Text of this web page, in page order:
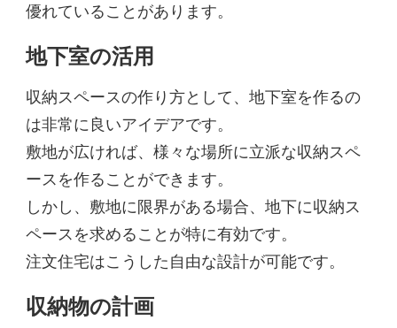
優れていることがあります。
地下室の活用
収納スペースの作り方として、地下室を作るの
は非常に良いアイデアです。
敷地が広ければ、様々な場所に立派な収納スペ
ースを作ることができます。
しかし、敷地に限界がある場合、地下に収納ス
ペースを求めることが特に有効です。
注文住宅はこうした自由な設計が可能です。
収納物の計画